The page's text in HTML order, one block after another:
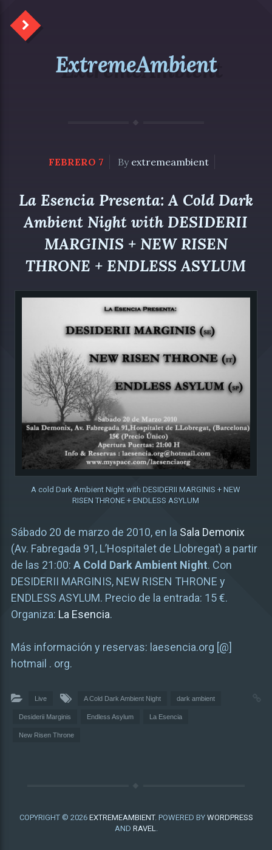
ExtremeAmbient
FEBRERO 7 By extremeambient
La Esencia Presenta: A Cold Dark
Ambient Night with DESIDERII
MARGINIS + NEW RISEN
THRONE + ENDLESS ASYLUM
A cold Dark Ambient Night with DESIDERII MARGINIS + NEW
RISEN THRONE + ENDLESS ASYLUM
Sábado 20 de marzo de 2010, en la Sala Demonix
(Av. Fabregada 91, L’Hospitalet de Llobregat) a partir
de las 21:00: A Cold Dark Ambient Night. Con
DESIDERII MARGINIS, NEW RISEN THRONE y
ENDLESS ASYLUM. Precio de la entrada: 15 €.
Organiza: La Esencia.
Más información y reservas: laesencia.org [@]
hotmail . org.
Live A Cold Dark Ambient Night dark ambient
Desiderii Marginis Endless Asylum La Esencia
New Risen Throne
COPYRIGHT © 2026 EXTREMEAMBIENT. POWERED BY WORDPRESS
AND RAVEL.